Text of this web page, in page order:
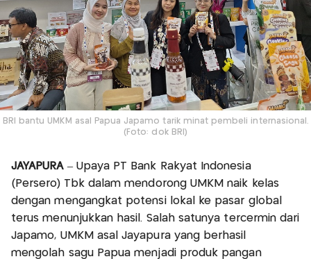
BRI bantu UMKM asal Papua Japamo tarik minat pembeli internasional.
(Foto: dok BRI)
JAYAPURA– Upaya PT Bank Rakyat Indonesia
(Persero) Tbk dalam mendorong UMKM naik kelas
dengan mengangkat potensi lokal ke pasar global
terus menunjukkan hasil. Salah satunya tercermin dari
Japamo, UMKM asal Jayapura yang berhasil
mengolah sagu Papua menjadi produk pangan